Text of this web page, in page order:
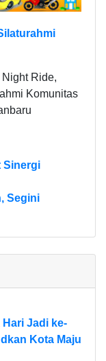
Ride,
Komunitas
Sinergi
Segini
Jadi ke-
Kota Maju